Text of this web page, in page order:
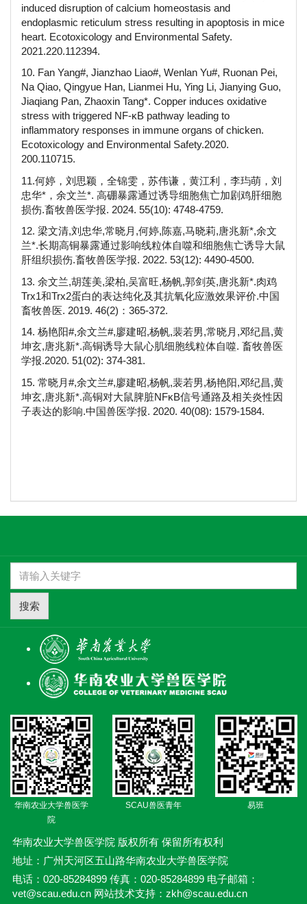
induced disruption of calcium homeostasis and
endoplasmic reticulum stress resulting in apoptosis in mice
heart. Ecotoxicology and Environmental Safety.
2021.220.112394.
10. Fan Yang#, Jianzhao Liao#, Wenlan Yu#, Ruonan Pei,
Na Qiao, Qingyue Han, Lianmei Hu, Ying Li, Jianying Guo,
Jiaqiang Pan, Zhaoxin Tang*. Copper induces oxidative
stress with triggered NF-κB pathway leading to
inflammatory responses in immune organs of chicken.
Ecotoxicology and Environmental Safety.2020.
200.110715.
11.何婷，刘思颖，全锦雯，苏伟谦，黄江利，李玙萌，刘
忠华*，余文兰*. 高硼暴露通过诱导细胞焦亡加剧鸡肝细胞
损伤.畜牧兽医学报. 2024. 55(10): 4748-4759.
12. 梁文清,刘忠华,常晓月,何婷,陈嘉,马晓莉,唐兆新*,余文
兰*.长期高铜暴露通过影响线粒体自噬和细胞焦亡诱导大鼠
肝组织损伤.畜牧兽医学报. 2022. 53(12): 4490-4500.
13. 余文兰,胡莲美,梁柏,吴富旺,杨帆,郭剑英,唐兆新*.肉鸡
Trx1和Trx2蛋白的表达纯化及其抗氧化应激效果评价.中国
畜牧兽医. 2019. 46(2)：365-372.
14. 杨艳阳#,余文兰#,廖建昭,杨帆,裴若男,常晓月,邓纪昌,黄
坤玄,唐兆新*.高铜诱导大鼠心肌细胞线粒体自噬. 畜牧兽医
学报.2020. 51(02): 374-381.
15. 常晓月#,余文兰#,廖建昭,杨帆,裴若男,杨艳阳,邓纪昌,黄
坤玄,唐兆新*.高铜对大鼠脾脏NFκB信号通路及相关炎性因
子表达的影响.中国兽医学报. 2020. 40(08): 1579-1584.
搜索
华南农业大学兽医学
院
SCAU兽医青年 易班
华南农业大学兽医学院 版权所有 保留所有权利
地址：广州天河区五山路华南农业大学兽医学院
电话：020-85284899 传真：020-85284899 电子邮箱：
vet@scau.edu.cn 网站技术支持：zkh@scau.edu.cn